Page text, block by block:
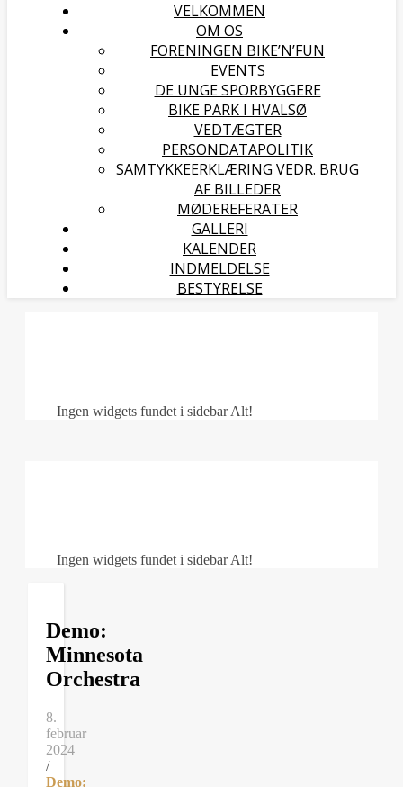
VELKOMMEN
OM OS
FORENINGEN BIKE’N’FUN
EVENTS
DE UNGE SPORBYGGERE
BIKE PARK I HVALSØ
VEDTÆGTER
PERSONDATAPOLITIK
SAMTYKKEERKLÆRING VEDR. BRUG
AF BILLEDER
MØDEREFERATER
GALLERI
KALENDER
INDMELDELSE
BESTYRELSE
Ingen widgets fundet i sidebar Alt!
Ingen widgets fundet i sidebar Alt!
Demo:
Minnesota
Orchestra
8.
februar
2024
/
Demo: